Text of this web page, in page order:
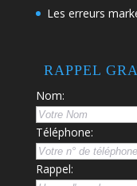
Les erreurs
RAPPEL
Nom:
Téléphone:
Rappel: